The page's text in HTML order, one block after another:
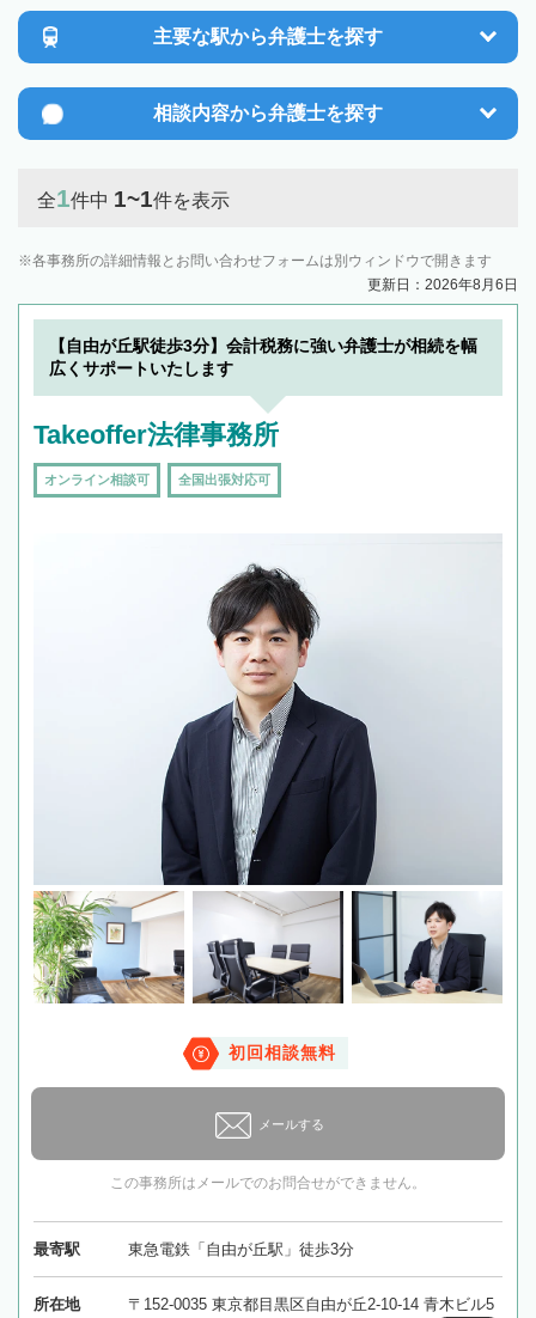
主要な駅から弁護士を探す
相談内容から弁護士を探す
全1件中 1~1件を表示
各事務所の詳細情報とお問い合わせフォームは別ウィンドウで開きます
更新日：2026年8月6日
【自由が丘駅徒歩3分】会計税務に強い弁護士が相続を幅
広くサポートいたします
Takeoffer法律事務所
オンライン相談可 全国出張対応可
初回相談無料
メールする
この事務所はメールでのお問合せができません。
最寄駅 東急電鉄「自由が丘駅」徒歩3分
所在地
〒152-0035 東京都目黒区自由が丘2-10-14 青木ビル5